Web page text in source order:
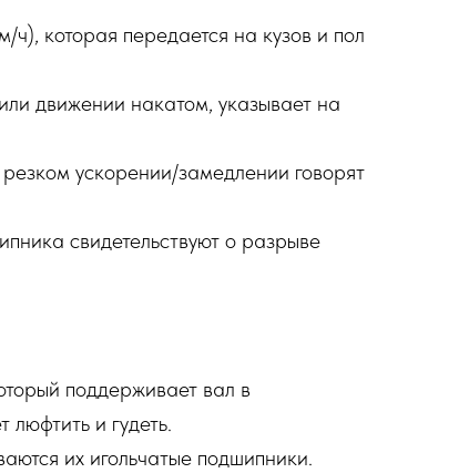
которая передается на кузов и пол
движении накатом, указывает на
ускорении/замедлении говорят
свидетельствуют о разрыве
поддерживает вал в
и гудеть.
их игольчатые подшипники.